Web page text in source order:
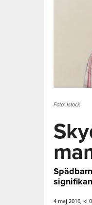
Foto: Istock
4 maj 2016, kl